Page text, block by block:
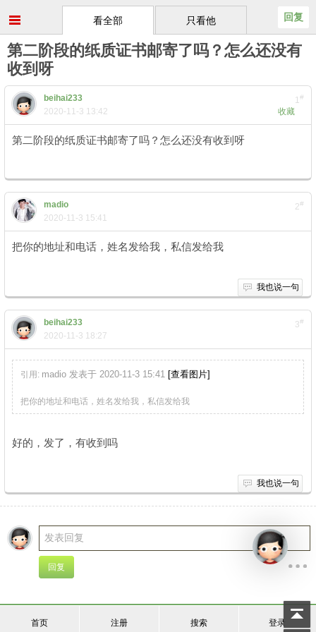
只看他
看全部 回复
第二阶段的纸质证书邮寄了吗？怎么还没有
收到呀
1#
beihai233
收藏
2020-11-3 13:42
第二阶段的纸质证书邮寄了吗？怎么还没有收到呀
2#
madio
2020-11-3 15:41
把你的地址和电话，姓名发给我，私信发给我
我也说一句
3#
beihai233
2020-11-3 18:27
引用: madio 发表于 2020-11-3 15:41 [查看图片]
把你的地址和电话，姓名发给我，私信发给我
好的，发了，有收到吗
我也说一句
首页 注册 搜索 登录